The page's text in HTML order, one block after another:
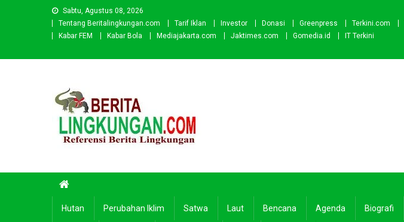
Sabtu, Agustus 08, 2026
Tentang Beritalingkungan.com
Tarif Iklan Investor Donasi Greenpress Terkini.com
Kabar FEM
Kabar Bola Mediajakarta.com Jaktimes.com Gomedia.id IT Terkini
Hutan Perubahan Iklim Satwa Laut Bencana Agenda Biografi